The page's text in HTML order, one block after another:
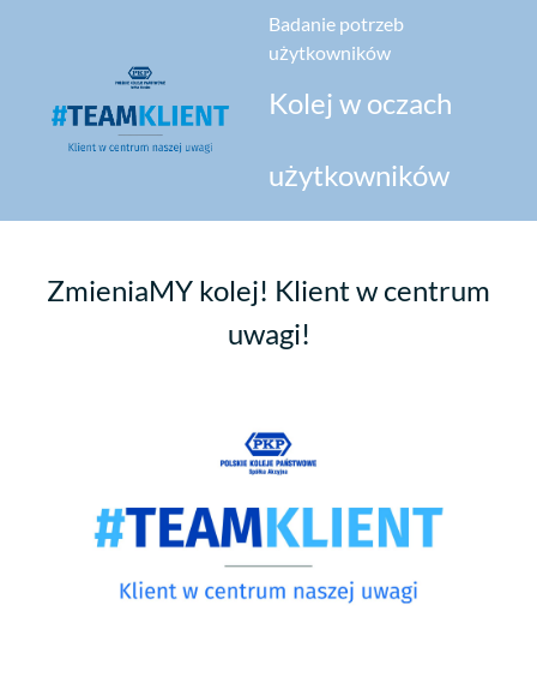
Badanie potrzeb
użytkowników
Kolej w oczach
użytkowników
ZmieniaMY kolej! Klient w centrum
uwagi!